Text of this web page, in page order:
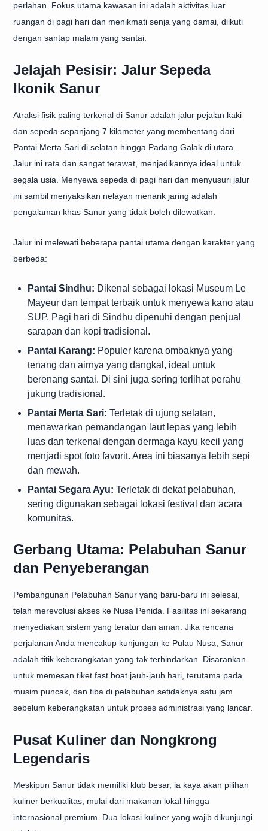
perlahan. Fokus utama kawasan ini adalah aktivitas luar
ruangan di pagi hari dan menikmati senja yang damai, diikuti
dengan santap malam yang santai.
Jelajah Pesisir: Jalur Sepeda
Ikonik Sanur
Atraksi fisik paling terkenal di Sanur adalah jalur pejalan kaki
dan sepeda sepanjang 7 kilometer yang membentang dari
Pantai Merta Sari di selatan hingga Padang Galak di utara.
Jalur ini rata dan sangat terawat, menjadikannya ideal untuk
segala usia. Menyewa sepeda di pagi hari dan menyusuri jalur
ini sambil menyaksikan nelayan menarik jaring adalah
pengalaman khas Sanur yang tidak boleh dilewatkan.
Jalur ini melewati beberapa pantai utama dengan karakter yang
berbeda:
Pantai Sindhu: Dikenal sebagai lokasi Museum Le
Mayeur dan tempat terbaik untuk menyewa kano atau
SUP. Pagi hari di Sindhu dipenuhi dengan penjual
sarapan dan kopi tradisional.
Pantai Karang: Populer karena ombaknya yang
tenang dan airnya yang dangkal, ideal untuk
berenang santai. Di sini juga sering terlihat perahu
jukung tradisional.
Pantai Merta Sari: Terletak di ujung selatan,
menawarkan pemandangan laut lepas yang lebih
luas dan terkenal dengan dermaga kayu kecil yang
menjadi spot foto favorit. Area ini biasanya lebih sepi
dan mewah.
Pantai Segara Ayu: Terletak di dekat pelabuhan,
sering digunakan sebagai lokasi festival dan acara
komunitas.
Gerbang Utama: Pelabuhan Sanur
dan Penyeberangan
Pembangunan Pelabuhan Sanur yang baru-baru ini selesai,
telah merevolusi akses ke Nusa Penida. Fasilitas ini sekarang
menyediakan sistem yang teratur dan aman. Jika rencana
perjalanan Anda mencakup kunjungan ke Pulau Nusa, Sanur
adalah titik keberangkatan yang tak terhindarkan. Disarankan
untuk memesan tiket fast boat jauh-jauh hari, terutama pada
musim puncak, dan tiba di pelabuhan setidaknya satu jam
sebelum keberangkatan untuk proses administrasi yang lancar.
Pusat Kuliner dan Nongkrong
Legendaris
Meskipun Sanur tidak memiliki klub besar, ia kaya akan pilihan
kuliner berkualitas, mulai dari makanan lokal hingga
internasional premium. Dua lokasi kuliner yang wajib dikunjungi